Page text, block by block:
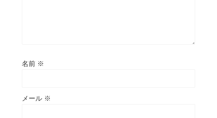
名前 ※
メール ※